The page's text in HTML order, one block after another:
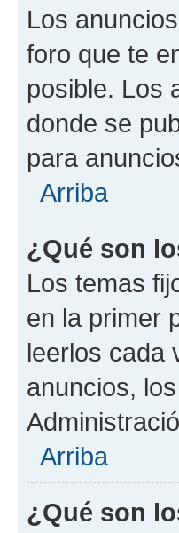
Los
foro que te
posible. Los
donde se
para
Arriba
¿Qué son
Los temas
en la primer
leerlos cada
anuncios,
Arriba
¿Qué son